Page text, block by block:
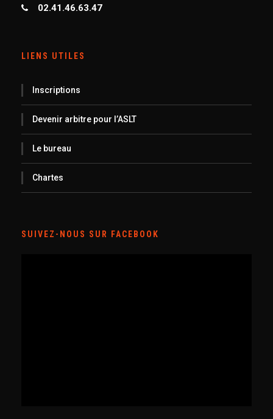
02.41.46.63.47
LIENS UTILES
Inscriptions
Devenir arbitre pour l’ASLT
Le bureau
Chartes
SUIVEZ-NOUS SUR FACEBOOK